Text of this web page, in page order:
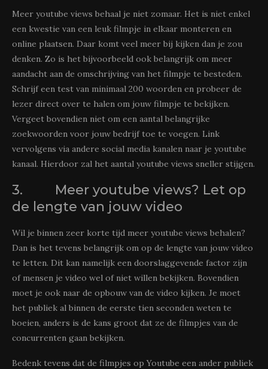
Meer youtube views behaal je niet zomaar. Het is niet enkel
een kwestie van een leuk filmpje in elkaar monteren en
online plaatsen. Daar komt veel meer bij kijken dan je zou
denken. Zo is het bijvoorbeeld ook belangrijk om meer
aandacht aan de omschrijving van het filmpje te besteden.
Schrijf een test van minimaal 200 woorden en probeer de
lezer direct over te halen om jouw filmpje te bekijken.
Vergeet bovendien niet om een aantal belangrijke
zoekwoorden voor jouw bedrijf toe te voegen. Link
vervolgens via andere social media kanalen naar je youtube
kanaal. Hierdoor zal het aantal youtube views sneller stijgen.
3. Meer youtube views? Let op
de lengte van jouw video
Wil je binnen zeer korte tijd meer youtube views behalen?
Dan is het tevens belangrijk om op de lengte van jouw video
te letten. Dit kan namelijk een doorslaggevende factor zijn
of mensen je video wel of niet willen bekijken. Bovendien
moet je ook naar de opbouw van de video kijken. Je moet
het publiek al binnen de eerste tien seconden weten te
boeien, anders is de kans groot dat ze de filmpjes van de
concurrenten gaan bekijken.
Bedenk tevens dat de filmpjes op Youtube een ander publiek